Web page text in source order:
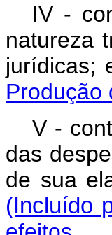
IV -
natureza
Produção
V -
das
de sua
(Incluído